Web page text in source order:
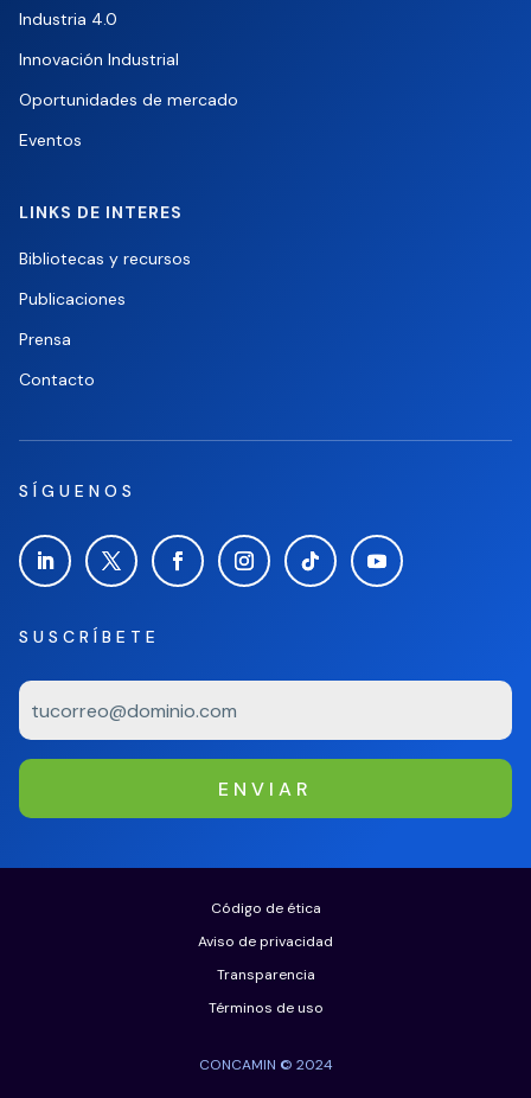
Industria 4.0
Innovación Industrial
Oportunidades de mercado
Eventos
LINKS DE INTERES
Bibliotecas y recursos
Publicaciones
Prensa
Contacto
SUSCRÍBETE
ENVIAR
SÍGUENOS
CONCAMIN © 2024
Código de ética
Aviso de privacidad
Transparencia
Términos de uso